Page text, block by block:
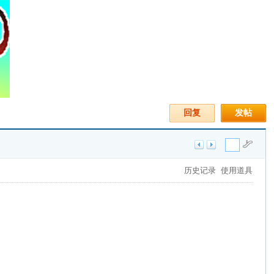
发帖
回复
历史记录 使用道具